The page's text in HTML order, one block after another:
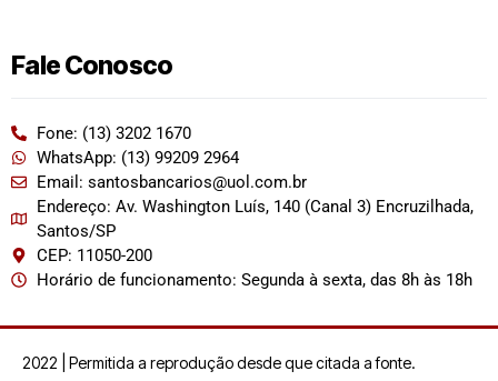
Fale Conosco
Fone: (13) 3202 1670
WhatsApp: (13) 99209 2964
Email: santosbancarios@uol.com.br
Endereço: Av. Washington Luís, 140 (Canal 3) Encruzilhada,
Santos/SP
CEP: 11050-200
Horário de funcionamento: Segunda à sexta, das 8h às 18h
2022 | Permitida a reprodução desde que citada a fonte.